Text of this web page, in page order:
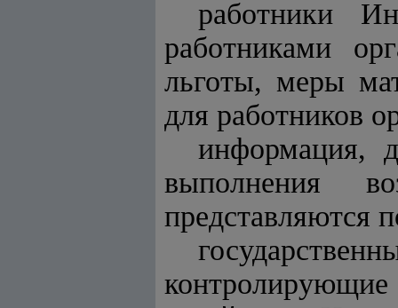
работники
работниками
льготы, меры
для работников
информация,
выполнения
представляются